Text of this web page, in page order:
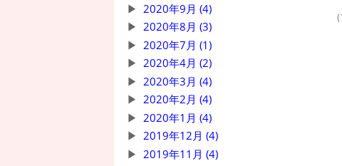
2020年9月 (4)
2020年8月 (3)
2020年7月 (1)
2020年4月 (2)
2020年3月 (4)
2020年2月 (4)
2020年1月 (4)
2019年12月 (4)
2019年11月 (4)